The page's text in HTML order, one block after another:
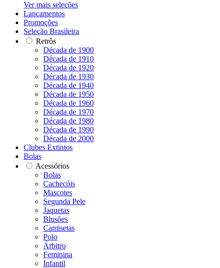
Ver mais seleções
Lançamentos
Promoções
Seleção Brasileira
Retrôs
Década de 1900
Década de 1910
Década de 1920
Década de 1930
Década de 1940
Década de 1950
Década de 1960
Década de 1970
Década de 1980
Década de 1990
Década de 2000
Clubes Extintos
Bolas
Acessórios
Bolas
Cachecóis
Mascotes
Segunda Pele
Jaquetas
Blusões
Camisetas
Polo
Árbitro
Feminina
Infantil